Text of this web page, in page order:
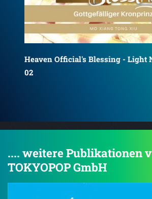
Heaven Official's Blessing - Light
03
.... weitere Publikationen
TOKYOPOP GmbH